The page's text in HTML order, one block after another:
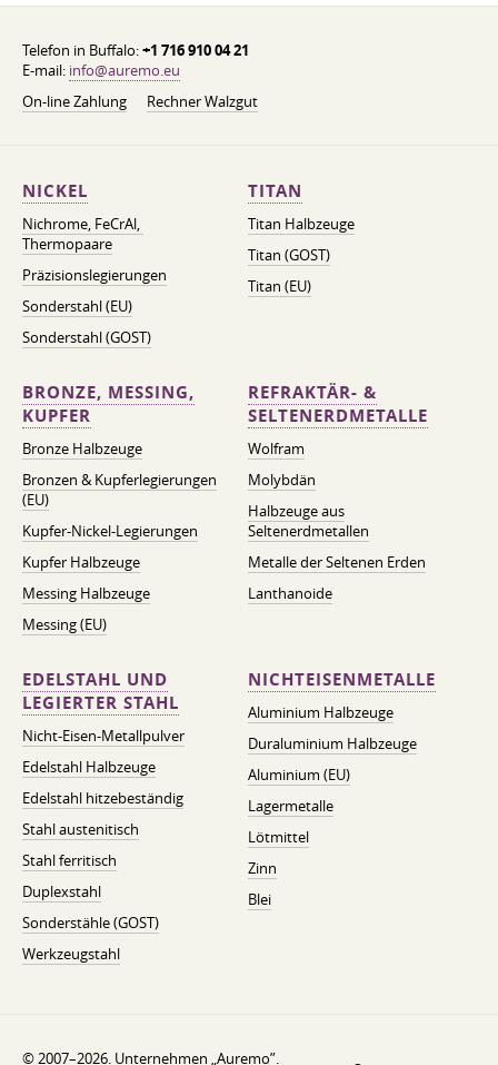
Telefon in Buffalo:+1 716 910 04 21
E-mail: info@auremo.eu
On-line Zahlung
Rechner Walzgut
NICKEL
Nichrome, FeСrAl, ​​
Thermopaare
Präzisionslegierungen
Sonderstahl (EU)
Sonderstahl (GOST)
TITAN
Titan Halbzeuge
Titan (GOST)
Titan (EU)
BRONZE, MESSING,
KUPFER
Bronze Halbzeuge
Bronzen & Kupferlegierungen
(EU)
Kupfer-Nickel-Legierungen
Kupfer Halbzeuge
Messing Halbzeuge
Messing (EU)
REFRAKTÄR- &
SELTENERDMETALLE
Wolfram
Molybdän
Halbzeuge aus
Seltenerdmetallen
Metalle der Seltenen Erden
Lanthanoide
EDELSTAHL UND
LEGIERTER STAHL
Nicht-Eisen-Metallpulver
Edelstahl Halbzeuge
Edelstahl hitzebeständig
Stahl austenitisch
Stahl ferritisch
Duplexstahl
Sonderstähle (GOST)
Werkzeugstahl
NICHTEISENMETALLE
Aluminium Halbzeuge
Duraluminium Halbzeuge
Aluminium (EU)
Lagermetalle
Lötmittel
Zinn
Blei
© 2007–2026. Unternehmen „Auremo”.